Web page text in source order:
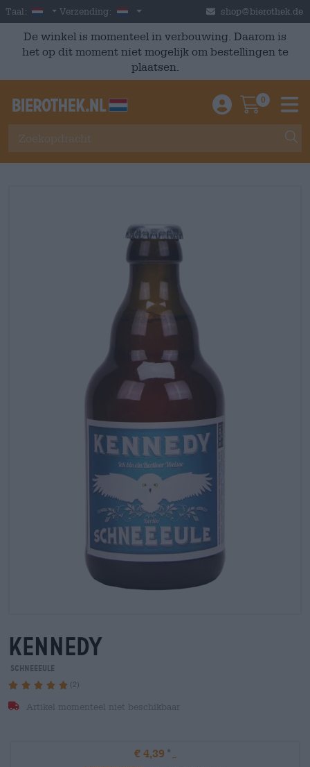
Skip to main content
Taal: Dutch
Verzending: Nederland shop@bierothek.de
De winkel is momenteel in verbouwing. Daarom is
het op dit moment niet mogelijk om bestellingen te
plaatsen.
Einloggen /
0
kennedy
Schneeeule
(2)
Artikel momenteel niet beschikbaar
€ 4,39